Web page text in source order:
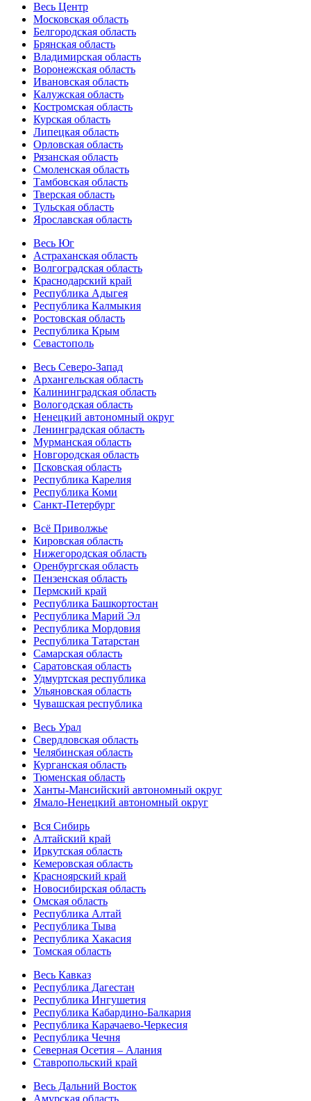
Весь Центр
Московская область
Белгородская область
Брянская область
Владимирская область
Воронежская область
Ивановская область
Калужская область
Костромская область
Курская область
Липецкая область
Орловская область
Рязанская область
Смоленская область
Тамбовская область
Тверская область
Тульская область
Ярославская область
Весь Юг
Астраханская область
Волгоградская область
Краснодарский край
Республика Адыгея
Республика Калмыкия
Ростовская область
Республика Крым
Севастополь
Весь Северо-Запад
Архангельская область
Калининградская область
Вологодская область
Ненецкий автономный округ
Ленинградская область
Мурманская область
Новгородская область
Псковская область
Республика Карелия
Республика Коми
Санкт-Петербург
Всё Приволжье
Кировская область
Нижегородская область
Оренбургская область
Пензенская область
Пермский край
Республика Башкортостан
Республика Марий Эл
Республика Мордовия
Республика Татарстан
Самарская область
Саратовская область
Удмуртская республика
Ульяновская область
Чувашская республика
Весь Урал
Свердловская область
Челябинская область
Курганская область
Тюменская область
Ханты-Мансийский автономный округ
Ямало-Ненецкий автономный округ
Вся Сибирь
Алтайский край
Иркутская область
Кемеровская область
Красноярский край
Новосибирская область
Омская область
Республика Алтай
Республика Тыва
Республика Хакасия
Томская область
Весь Кавказ
Республика Дагестан
Республика Ингушетия
Республика Кабардино-Балкария
Республика Карачаево-Черкесия
Республика Чечня
Северная Осетия – Алания
Ставропольский край
Весь Дальний Восток
Амурская область